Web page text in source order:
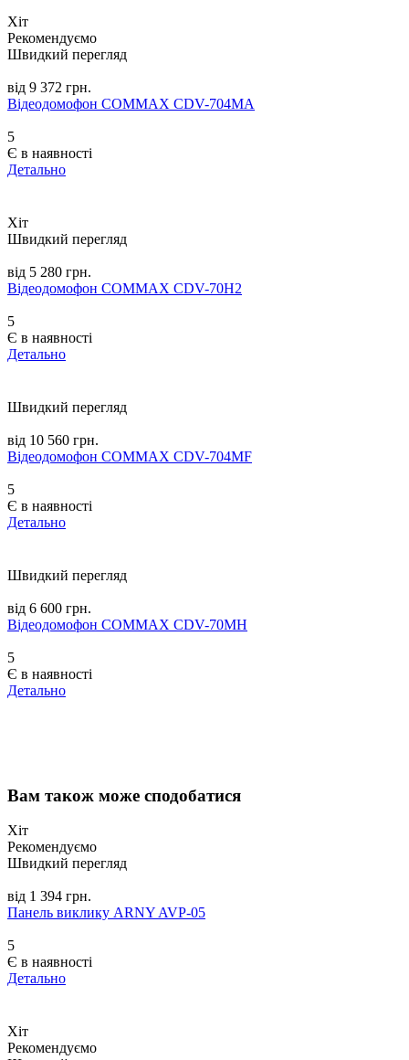
Хіт
Рекомендуємо
Швидкий перегляд
від 9 372 грн.
Відеодомофон COMMAX CDV-704MA
5
Є в наявності
Детально
Хіт
Швидкий перегляд
від 5 280 грн.
Відеодомофон COMMAX CDV-70H2
5
Є в наявності
Детально
Швидкий перегляд
від 10 560 грн.
Відеодомофон COMMAX CDV-704MF
5
Є в наявності
Детально
Швидкий перегляд
від 6 600 грн.
Відеодомофон COMMAX CDV-70MH
5
Є в наявності
Детально
Вам також може сподобатися
Хіт
Рекомендуємо
Швидкий перегляд
від 1 394 грн.
Панель виклику ARNY AVP-05
5
Є в наявності
Детально
Хіт
Рекомендуємо